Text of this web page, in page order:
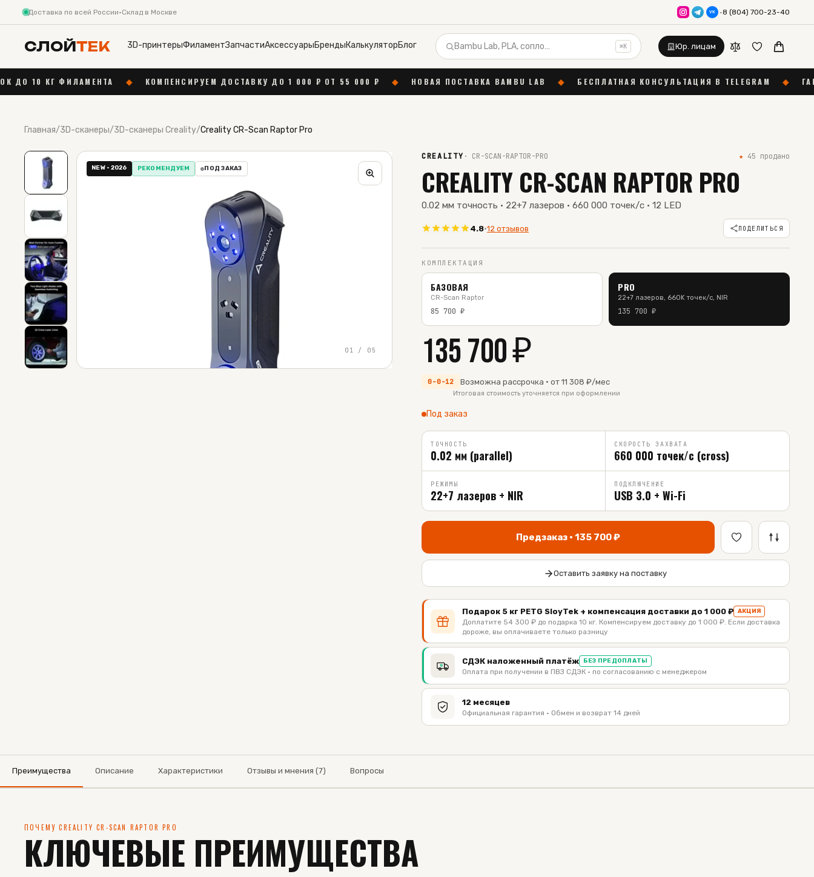
Доставка по всей России·Склад в Москве VK ·8 (804) 700-23-40
СЛОЙТЕК 3D-принтерыФиламентЗапчастиАксессуарыБрендыКалькуляторБлог ⌘K Юр. лицам
◆ КОМПЕНСИРУЕМ ДОСТАВКУ ДО 1 000 ₽ ОТ 55 000 ₽ ◆ НОВАЯ ПОСТАВКА BAMBU LAB ◆ БЕСПЛАТНАЯ КОНСУЛЬТАЦИЯ В TELEGRAM ◆ ГАРАНТИЯ 12
Главная/3D-сканеры/3D-сканеры Creality/Creality CR-Scan Raptor Pro
NEW · 2026 РЕКОМЕНДУЕМ ПОД ЗАКАЗ
01 / 05
CREALITY · CR-SCAN-RAPTOR-PRO ★ 45 продано
CREALITY CR-SCAN RAPTOR PRO
0.02 мм точность · 22+7 лазеров · 660 000 точек/с · 12 LED
4.8·12 отзывов ПОДЕЛИТЬСЯ
КОМПЛЕКТАЦИЯ
БАЗОВАЯ
CR-Scan Raptor
85 700 ₽
PRO
22+7 лазеров, 660K точек/с, NIR
135 700 ₽
135 700₽
0-0-12 Возможна рассрочка · от 11 308 ₽/мес
Итоговая стоимость уточняется при оформлении
Под заказ
ТОЧНОСТЬ
0.02 мм (parallel)
СКОРОСТЬ ЗАХВАТА
660 000 точек/с (cross)
РЕЖИМЫ
22+7 лазеров + NIR
ПОДКЛЮЧЕНИЕ
USB 3.0 + Wi-Fi
Предзаказ · 135 700₽
Оставить заявку на поставку
Подарок 5 кг PETG SloyTek + компенсация доставки до 1 000 ₽ АКЦИЯ
Доплатите 54 300 ₽ до подарка 10 кг. Компенсируем доставку до 1 000 ₽. Если доставка
дороже, вы оплачиваете только разницу
СДЭК наложенный платёж БЕЗ ПРЕДОПЛАТЫ
Оплата при получении в ПВЗ СДЭК · по согласованию с менеджером
12 месяцев
Официальная гарантия · Обмен и возврат 14 дней
Преимущества Описание Характеристики Отзывы и мнения (7) Вопросы
ПОЧЕМУ CREALITY CR-SCAN RAPTOR PRO
КЛЮЧЕВЫЕ ПРЕИМУЩЕСТВА